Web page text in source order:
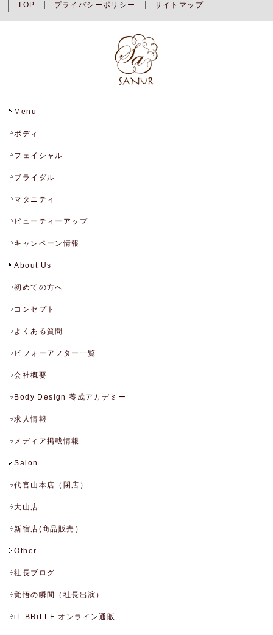
TOP プライバシーポリシー サイトマップ
Menu
ボディ
フェイシャル
ブライダル
マタニティ
ビューティーアップ
キャンペーン情報
About Us
初めての方へ
コンセプト
よくある質問
ビフォーアフター一覧
会社概要
Body Design 養成アカデミー
求人情報
メディア掲載情報
Salon
代官山本店（閉店）
大山店
新宿店(商品販売）
Other
社長ブログ
覚悟の瞬間（社長出演）
iL BRiLLE オンライン通販